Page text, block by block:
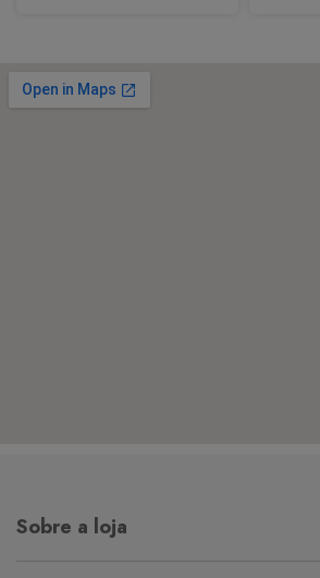
Sobre a loja